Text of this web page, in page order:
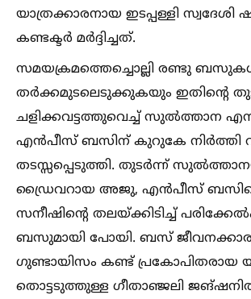
യാത്രക്കാരനായ ഇടപ്പള്ളി സ്വദേശി
കണ്ടക്ടര്‍ മര്‍ദ്ദിച്ചത്.
സമയക്രമത്തെച്ചൊല്ലി രണ്ടു
തര്‍ക്കമുടലെടുക്കുകയും ഇതിന്റെ
ചളിക്കവട്ടത്തുവെച്ച്‌ സുല്‍ത്താന
എന്‍പീസ് ബസിന് കുറുകേ നിര്‍ത്തി
തടസ്സപ്പെടുത്തി. തുടര്‍ന്ന്
ഡ്രൈവറായ അജു, എന്‍പീസ്
സനീഷിന്റെ തലയ്ക്കിടിച്ച്‌
ബസുമായി പോയി. ബസ്
ഗുണ്ടായിസം കണ്ട് പ്രകോപിതരായ
തൊട്ടടുത്തുള്ള ഗീതാഞ്ജലി